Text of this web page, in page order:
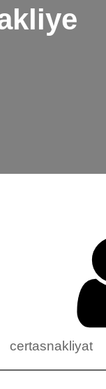
certasnakliyat